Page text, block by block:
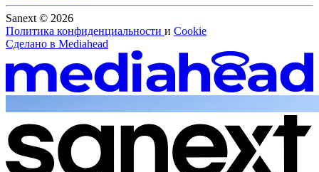
Sanext © 2026
Политика конфиденциальности и Cookie
Сделано в Mediahead